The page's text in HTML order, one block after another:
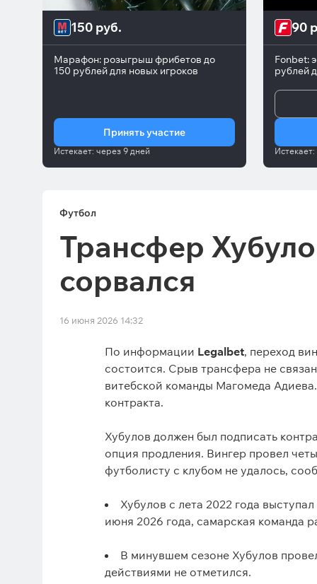
150 руб.
Марафон: розыгрыш фрибетов до
150 рублей для новых игроков
Принять участие
Истекает: через 9 дней
90
Fonbet:
рублей
Истекает:
Футбол
Трансфер
сорвался
16 июня 2026 14:32
По информации Legalbet, переход
состоится. Срыв трансфера не
витебской команды Магомеда
контракта.
Хубулов должен был подписать
опция продления. Вингер провел
футболисту с клубом не удалось,
Хубулов с лета 2022 года
июня 2026 года, самарская команда
В минувшем сезоне Хубулов
действиями не отметился.